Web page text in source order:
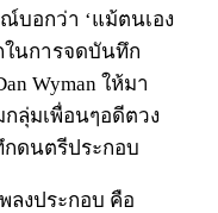
บอกว่า ‘แม้ตนเอง
นการจดบันทึก
Wyman ให้มา
กลุ่มเพื่อนๆอดีตวง
กดนตรีประกอบ
ลงประกอบ คือ